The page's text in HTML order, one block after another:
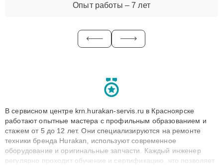
Опыт работы – 7 лет
В сервисном центре krn.hurakan-servis.ru в Красноярске
работают опытные мастера с профильным образованием и
стажем от 5 до 12 лет. Они специализируются на ремонте
техники бренда Hurakan, используют современное
оборудование и оригинальные запчасти. Каждый инженер
регулярно проходит обучение и сертификацию, что позволяет